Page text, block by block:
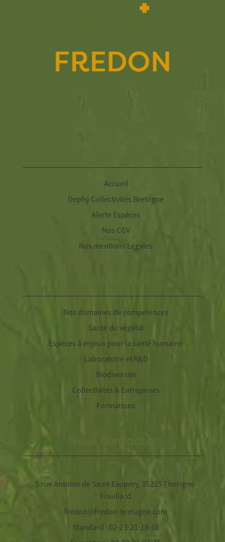
Accueil
Dephy Collectivités Bretagne
Alerte Espèces
Nos CGV
Nos mentions Légales
Nos domaines de compétences
Santé du végétal
Espèces à enjeux pour la santé humaine
Laboratoire et R&D
Biodiversité
Collectivités & Entreprises
Formations
5 rue Antoine de Saint-Exupéry, 35235 Thorigné-
Fouillard
fredon@fredon-bretagne.com
Standard : 02-23-21-18-18